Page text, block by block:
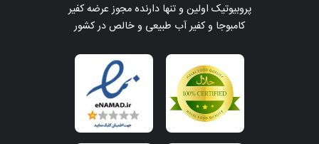
پروبیوتیک اولین و تنها دارنده مجوز عرضه کفیر
کامبوجا و کفیر آب طبیعی و خالص در کشور